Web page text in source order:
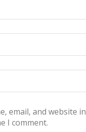
email, and website
I comment.